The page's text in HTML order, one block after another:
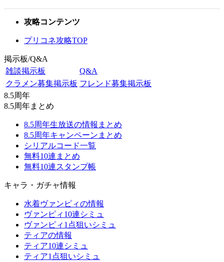
攻略コンテンツ
プリコネ攻略TOP
掲示板/Q&A
雑談掲示板
Q&A
クラメン募集掲示板 フレンド募集掲示板
8.5周年
8.5周年まとめ
8.5周年生放送の情報まとめ
8.5周年キャンペーンまとめ
シリアルコード一覧
無料10連まとめ
無料10連スタンプ帳
キャラ・ガチャ情報
水着ヴァンピィの情報
ヴァンピィ10連シミュ
ヴァンピィ1点狙いシミュ
ティアの情報
ティア10連シミュ
ティア1点狙いシミュ